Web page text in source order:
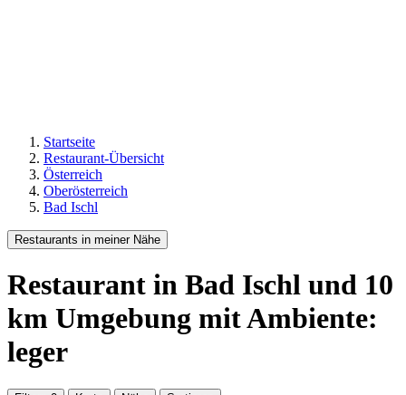
Startseite
Restaurant-Übersicht
Österreich
Oberösterreich
Bad Ischl
Restaurants in meiner Nähe
Restaurant in Bad Ischl und 10
km Umgebung mit Ambiente:
leger